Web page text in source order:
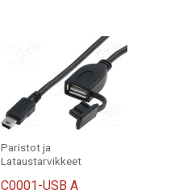
Paristot ja
Lataustarvikkeet
C0001-USB A